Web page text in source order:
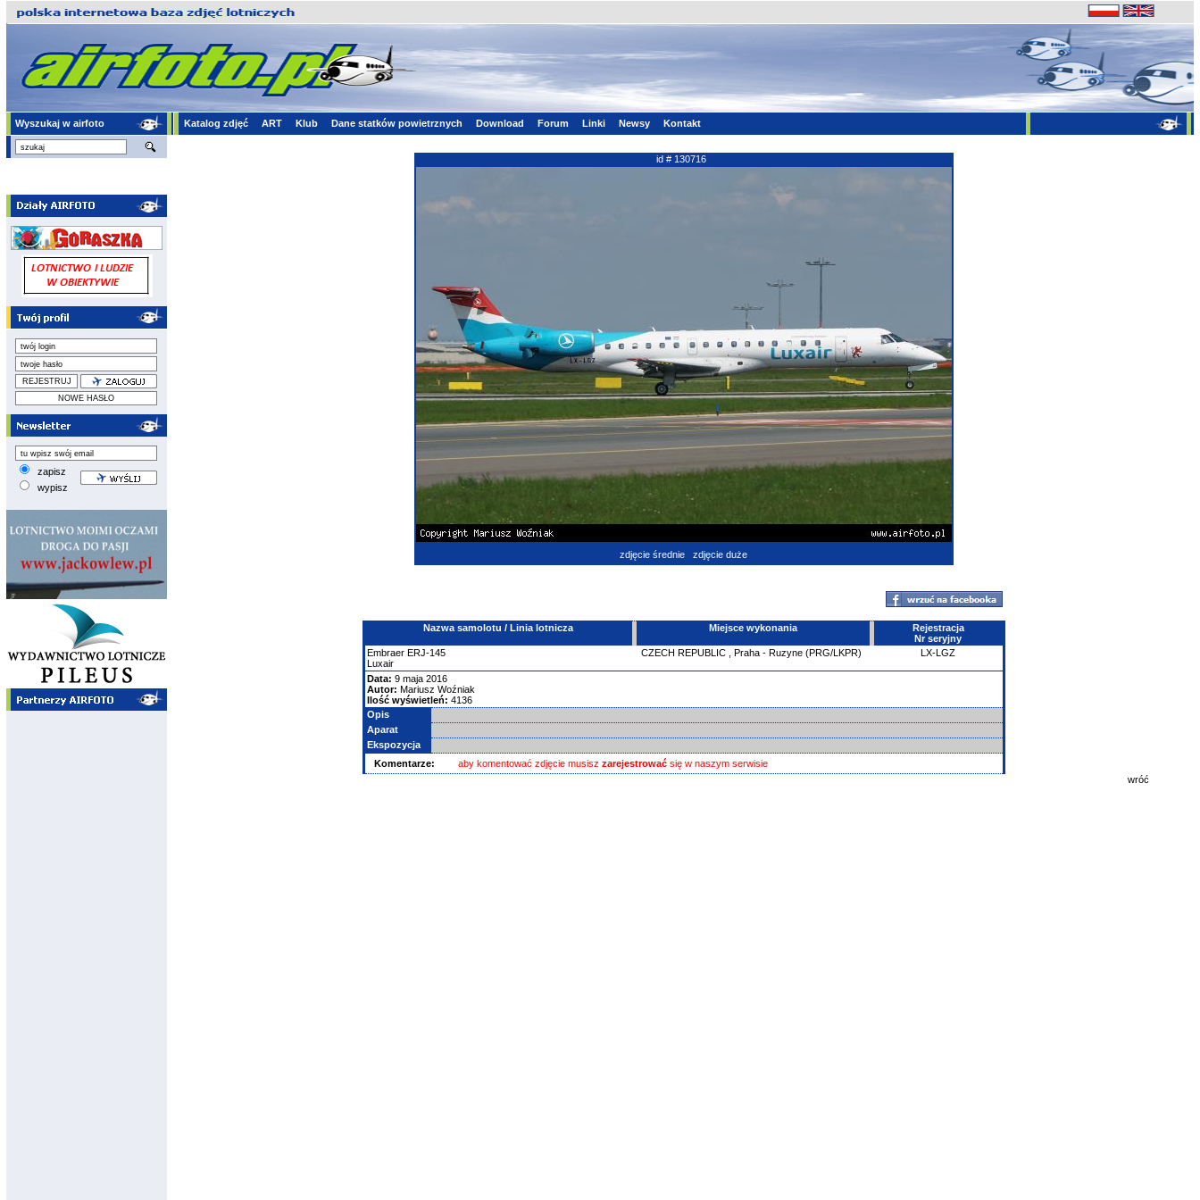
Wyszukaj w airfoto Katalog zdjęć ART Klub Dane statków powietrznych Download Forum Linki Newsy Kontakt
zapisz
wypisz
id # 130716
zdjęcie średnie zdjęcie duże
Nazwa samolotu / Linia lotnicza Miejsce wykonania
Rejestracja
Nr seryjny
Embraer ERJ-145
Luxair
CZECH REPUBLIC, Praha - Ruzyne (PRG/LKPR) LX-LGZ
Data: 9 maja 2016
Autor: Mariusz Woźniak
Ilość wyświetleń: 4136
Opis
Aparat
Ekspozycja
Komentarze:
aby komentować zdjęcie musisz zarejestrowaćsię w naszym serwisie
wróć